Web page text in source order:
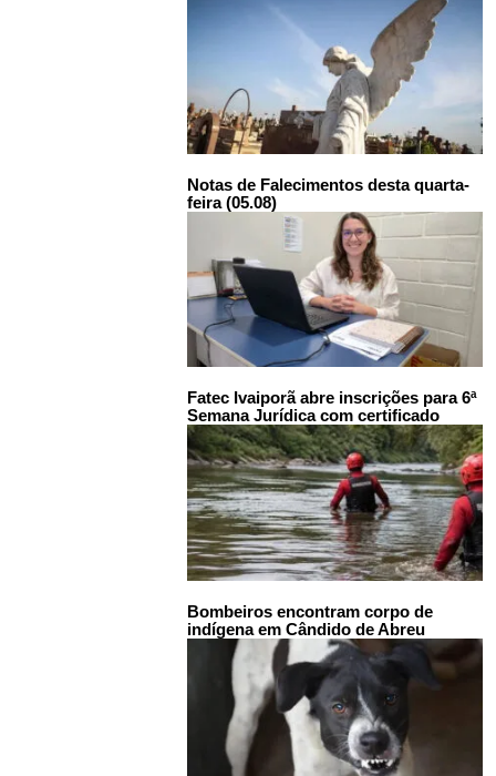
Notas de Falecimentos desta quarta-
feira (05.08)
Fatec Ivaiporã abre inscrições para 6ª
Semana Jurídica com certificado
Bombeiros encontram corpo de
indígena em Cândido de Abreu